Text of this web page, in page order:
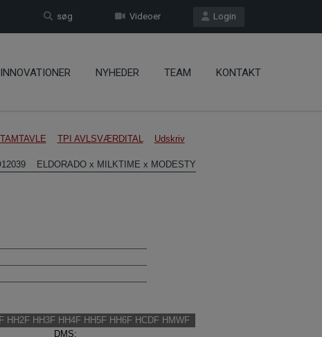
Login
Videoer
søg
INNOVATIONER NYHEDER TEAM KONTAKT